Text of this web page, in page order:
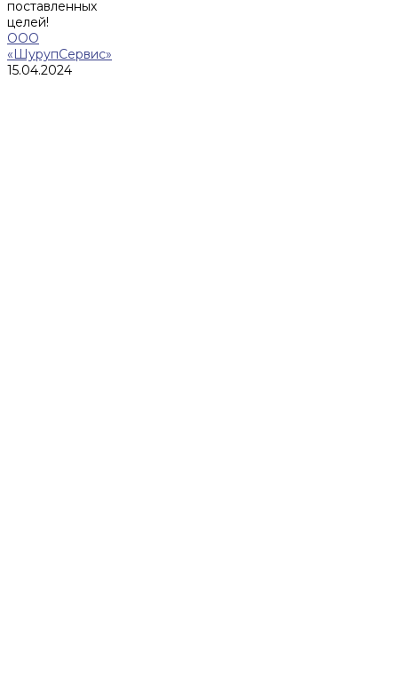
поставленных
целей!
ООО
«ШурупСервис»
15.04.2024